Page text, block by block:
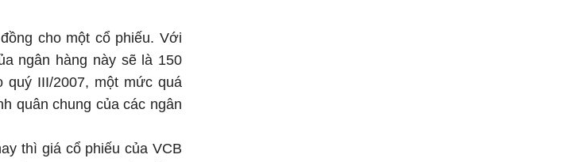
cho một cổ phiếu. Với
ngân hàng này sẽ là 150
quý III/2007, một mức quá
quân chung của các ngân
thì giá cổ phiếu của VCB